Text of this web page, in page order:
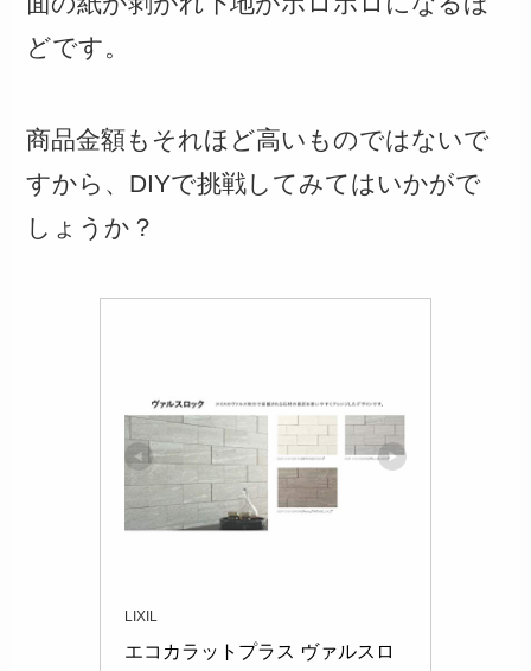
どです。
商品金額もそれほど高いものではないで
すから、DIYで挑戦してみてはいかがで
しょうか？
LIXIL
エコカラットプラス ヴァルスロ